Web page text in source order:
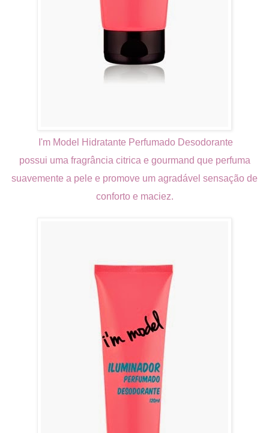
I'm Model Hidratante Perfumado Desodorante
possui uma fragrância citrica e gourmand que perfuma
suavemente a pele e promove um agradável sensação de
conforto e maciez.